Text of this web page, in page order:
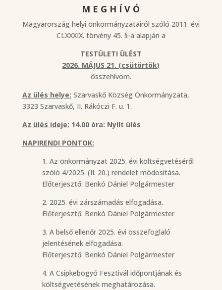
M E G H Í V Ó
Magyarország helyi önkormányzatairól szóló 2011. évi
CLXXXIX. törvény 45. §-a alapján a
TESTÜLETI ÜLÉST
2026. MÁJUS 21. (csütörtök)
összehívom.
Az ülés helye: Szarvaskő Község Önkormányzata,
3323 Szarvaskő, II. Rákóczi F. u. 1.
Az ülés ideje: 14.00 óra: Nyílt ülés
NAPIRENDI PONTOK:
1. Az önkormányzat 2025. évi költségvetéséről
szóló 4/2025. (II. 20.) rendelet módosítása.
Előterjesztő: Benkó Dániel Polgármester
2. 2025. évi zárszámadás elfogadása.
Előterjesztő: Benkó Dániel Polgármester
3. A belső ellenőr 2025. évi összefoglaló
jelentésének elfogadása.
Előterjesztő: Benkó Dániel Polgármester
4. A Csipkebogyó Fesztivál időpontjának és
költségvetésének meghatározása.